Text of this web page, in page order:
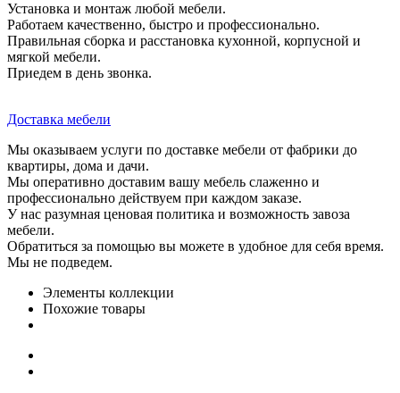
Установка и монтаж любой мебели.
Работаем качественно, быстро и профессионально.
Правильная сборка и расстановка кухонной, корпусной и
мягкой мебели.
Приедем в день звонка.
Доставка мебели
Мы оказываем услуги по доставке мебели от фабрики до
квартиры, дома и дачи.
Мы оперативно доставим вашу мебель слаженно и
профессионально действуем при каждом заказе.
У нас разумная ценовая политика и возможность завоза
мебели.
Обратиться за помощью вы можете в удобное для себя время.
Мы не подведем.
Элементы коллекции
Похожие товары